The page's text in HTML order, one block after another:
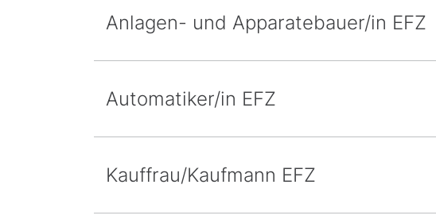
Anlagen- und Apparatebauer/in EFZ
Automatiker/in EFZ
Kauffrau/Kaufmann EFZ